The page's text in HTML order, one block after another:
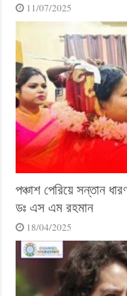
11/07/2025
পঞ্চাশ পেরিয়ে সন্তান
ডঃ এস এম রহমান
18/04/2025